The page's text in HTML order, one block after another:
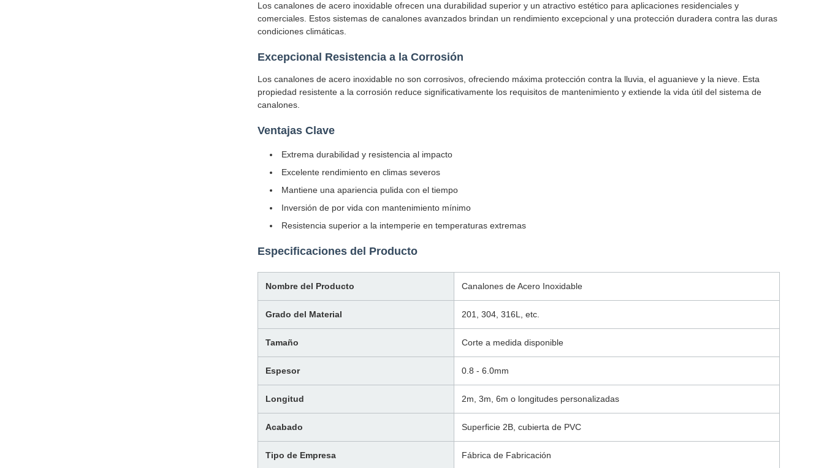
Los canalones de acero inoxidable ofrecen una durabilidad superior y un atractivo estético para aplicaciones residenciales y
comerciales. Estos sistemas de canalones avanzados brindan un rendimiento excepcional y una protección duradera contra las duras
condiciones climáticas.
Excepcional Resistencia a la Corrosión
Los canalones de acero inoxidable no son corrosivos, ofreciendo máxima protección contra la lluvia, el aguanieve y la nieve. Esta
propiedad resistente a la corrosión reduce significativamente los requisitos de mantenimiento y extiende la vida útil del sistema de
canalones.
Ventajas Clave
Extrema durabilidad y resistencia al impacto
Excelente rendimiento en climas severos
Mantiene una apariencia pulida con el tiempo
Inversión de por vida con mantenimiento mínimo
Resistencia superior a la intemperie en temperaturas extremas
Especificaciones del Producto
Nombre del Producto Canalones de Acero Inoxidable
Grado del Material 201, 304, 316L, etc.
Tamaño Corte a medida disponible
Espesor 0.8 - 6.0mm
Longitud 2m, 3m, 6m o longitudes personalizadas
Acabado Superficie 2B, cubierta de PVC
Tipo de Empresa Fábrica de Fabricación